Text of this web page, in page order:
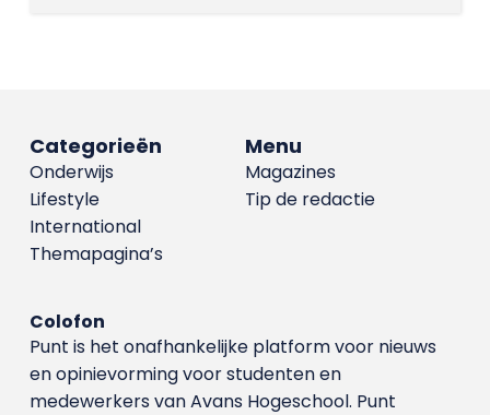
Menu
Magazines
Tip de redactie
Categorieën
Onderwijs
Lifestyle
International
Themapagina’s
Colofon
Punt is het onafhankelijke platform voor nieuws
en opinievorming voor studenten en
medewerkers van Avans Hoge­school. Punt